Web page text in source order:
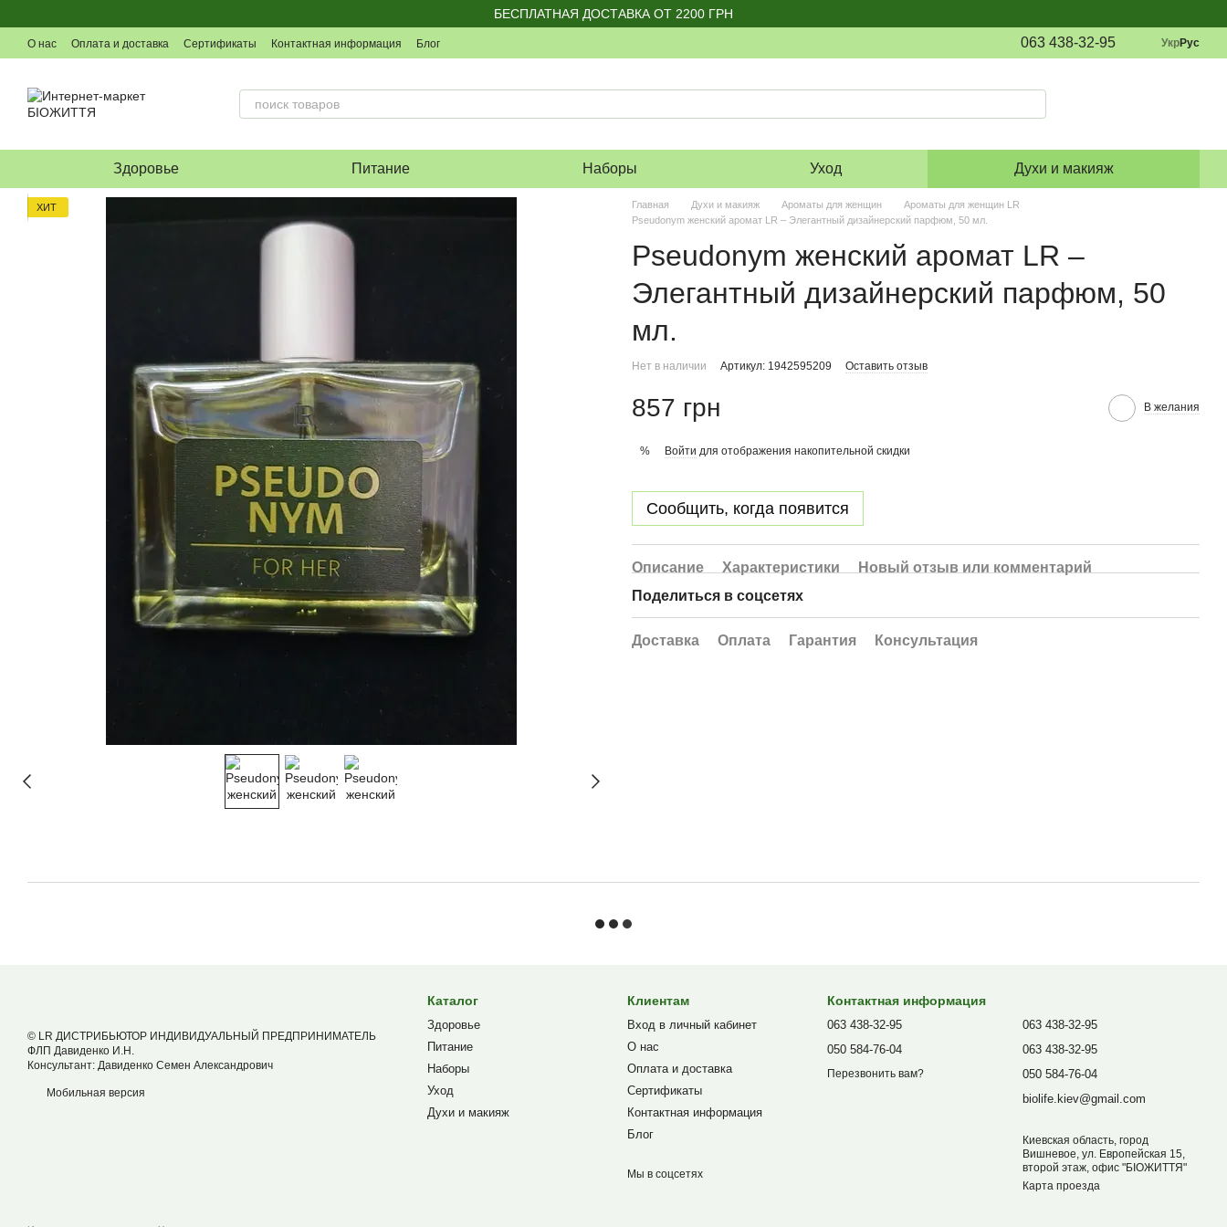
БЕСПЛАТНАЯ ДОСТАВКА ОТ 2200 ГРН
О нас Оплата и доставка Сертификаты Контактная информация Блог 063 438-32-95 УкрРус
Здоровье Питание Наборы Уход Духи и макияж
ХИТ Главная Духи и макияж Ароматы для женщин
Ароматы для женщин LR
Pseudonym женский аромат LR – Элегантный дизайнерский парфюм, 50 мл.
Pseudonym женский аромат LR –
Элегантный дизайнерский парфюм, 50
мл.
Нет в наличии Артикул: 1942595209 Оставить отзыв
857 грн В желания
% Войти для отображения накопительной скидки
Сообщить, когда появится
Описание Характеристики
Новый отзыв или комментарий
Поделиться в соцсетях
Доставка Оплата Гарантия Консультация
© LR ДИСТРИБЬЮТОР ИНДИВИДУАЛЬНЫЙ ПРЕДПРИНИМАТЕЛЬ
ФЛП Давиденко И.Н.
Консультант: Давиденко Семен Александрович
Мобильная версия
Каталог
Здоровье
Питание
Наборы
Уход
Духи и макияж
Клиентам
Вход в личный кабинет
О нас
Оплата и доставка
Сертификаты
Контактная информация
Блог
Мы в соцсетях
Контактная информация
063 438-32-95
050 584-76-04
Перезвонить вам?
063 438-32-95
063 438-32-95
050 584-76-04
biolife.kiev@gmail.com
Киевская область, город
Вишневое, ул. Европейская 15,
второй этаж, офис "БІОЖИТТЯ"
Карта проезда